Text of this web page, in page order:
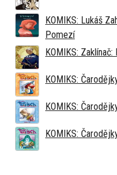
KOMIKS: Lukáš
Pomezí
KOMIKS:
KOMIKS:
KOMIKS:
KOMIKS: